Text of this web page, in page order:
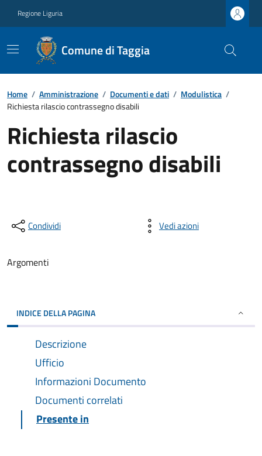
Regione Liguria
Comune di Taggia
Home / Amministrazione / Documenti e dati / Modulistica /
Richiesta rilascio contrassegno disabili
Richiesta rilascio
contrassegno disabili
Condividi Vedi azioni
Argomenti
INDICE DELLA PAGINA
Descrizione
Ufficio
Informazioni Documento
Documenti correlati
Presente in